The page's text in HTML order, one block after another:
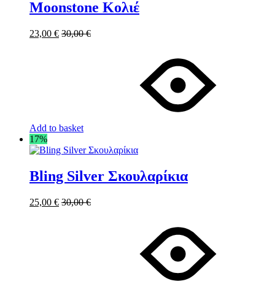
Moonstone Κολιέ
23,00 € 30,00€
Add to basket
17%
Bling Silver Σκουλαρίκια
25,00 € 30,00€